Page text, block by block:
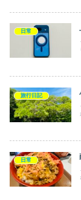
日常
旅行日記
日常